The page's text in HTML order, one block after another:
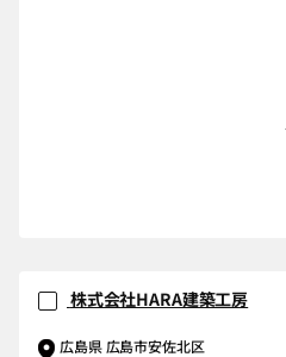
株式会社HARA建築工房
広島県 広島市安佐北区